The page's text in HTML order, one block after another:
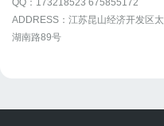
QQ：173218523 675855172
ADDRESS：江苏昆山经济开发区太
湖南路89号